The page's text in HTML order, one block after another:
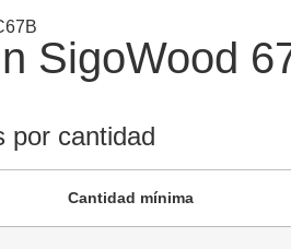
SigoWood
por cantidad
Cantidad mínima